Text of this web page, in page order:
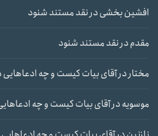
افشین بخشیدرنقد مستند شنود
مقدمدرنقد مستند شنود
مختاردرآقای بیات کیست و چه ادعاهایی
موسویهدرآقای بیات کیست و چه